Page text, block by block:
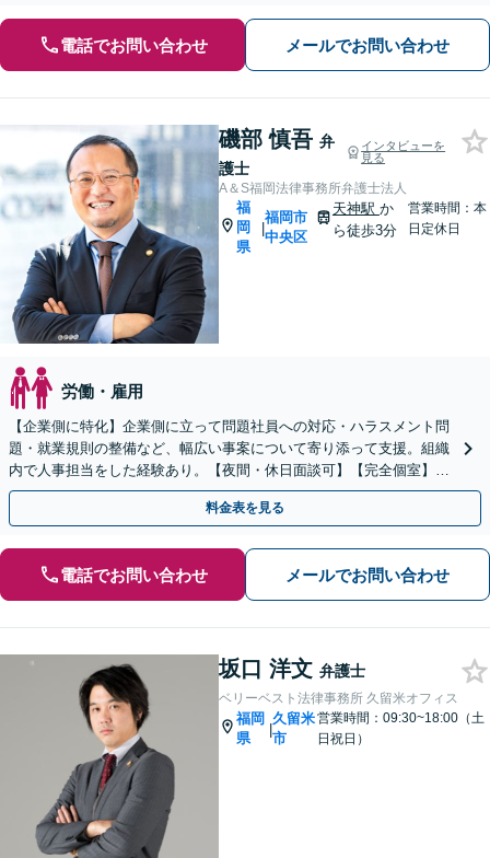
電話でお問い合わせ メールでお問い合わせ
磯部 慎吾 弁
護士
インタビューを
見る
A＆S福岡法律事務所弁護士法人
福
岡
県
|
福岡市
中央区
天神駅 か
ら徒歩3分
営業時間：本
日定休日
労働・雇用
【企業側に特化】企業側に立って問題社員への対応・ハラスメント問
題・就業規則の整備など、幅広い事案について寄り添って支援。組織
内で人事担当をした経験あり。【夜間・休日面談可】【完全個室】
【天神駅３分】
料金表を見る
電話でお問い合わせ メールでお問い合わせ
坂口 洋文 弁護士
ベリーベスト法律事務所 久留米オフィス
福岡
県
|
久留米
市
営業時間：09:30~18:00（土
日祝日）